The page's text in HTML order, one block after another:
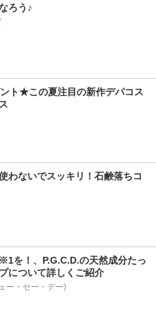
ろう♪
ト★この夏注目の新作デパコス
わないでスッキリ！石鹸落ちコ
を！、P.G.C.D.の天然成分たっ
について詳しくご紹介
ー・セー・デー)